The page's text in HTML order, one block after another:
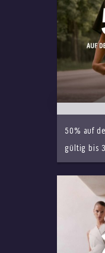
50% auf
gültig bis